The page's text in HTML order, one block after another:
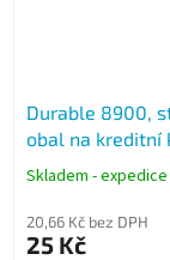
Durable 8900,
obal na kreditní
doklady, ochrana
Skladem -
20,66 Kč bez DPH
25 Kč